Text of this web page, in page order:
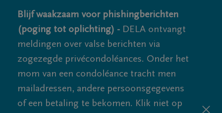
Blijf waakzaam voor phishingberichten
(poging tot oplichting) - DELA ontvangt
meldingen over valse berichten via
zogezegde privécondoléances. Onder het
mom van een condoléance tracht men
mailadressen, andere persoonsgegevens
of een betaling te bekomen. Klik niet op